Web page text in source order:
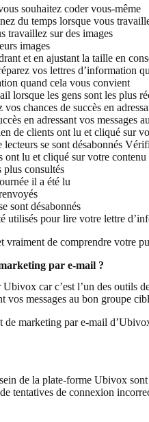
souhaitez coder vous-même
du temps lorsque vous
travaillez sur des images
images
et en ajustant la taille en
vos lettres d’information
quand cela vous convient
lorsque les gens sont les plus
vos chances de succès en
en adressant vos messages
de clients ont lu et cliqué sur
se sont désabonnés
ont lu et cliqué sur votre contenu
consultés
il a été lu
sont désabonnés
utilisés pour lire votre lettre
vraiment de comprendre votre
par e-mail ?
car c’est l’un des outils
vos messages au bon groupe
marketing par e-mail
de la plate-forme Ubivox sont
tentatives de connexion